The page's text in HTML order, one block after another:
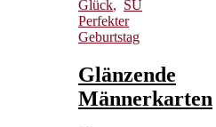
Glück, SU
Perfekter
Geburtstag
Glänzende
Männerkarten